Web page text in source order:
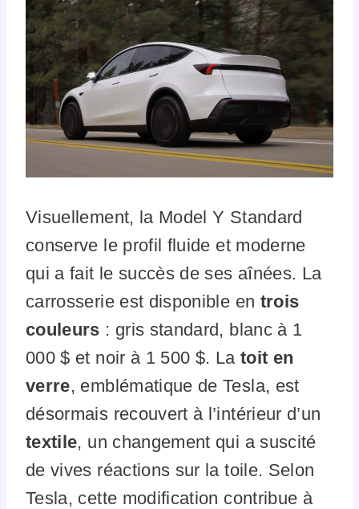
Visuellement, la Model Y Standard
conserve le profil fluide et moderne
qui a fait le succès de ses aînées. La
carrosserie est disponible en trois
couleurs : gris standard, blanc à 1
000 $ et noir à 1 500 $. La toit en
verre, emblématique de Tesla, est
désormais recouvert à l’intérieur d’un
textile, un changement qui a suscité
de vives réactions sur la toile. Selon
Tesla, cette modification contribue à